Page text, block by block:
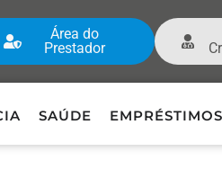
Área do
Prestador
SAÚDE EMPRÉSTIMOS